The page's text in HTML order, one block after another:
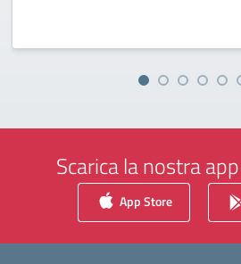
Scarica la nostra
App Store